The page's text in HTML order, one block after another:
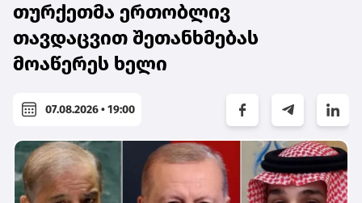
თურქეთმა ერთობლივ
თავდაცვით შეთანხმებას
მოაწერეს ხელი
07.08.2026 • 19:00